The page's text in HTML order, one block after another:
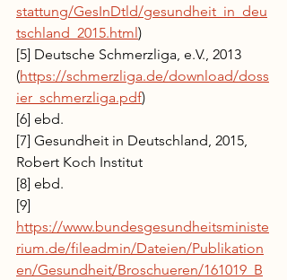
stattung/GesInDtld/gesundheit_in_deu
tschland_2015.html )
[5] Deutsche Schmerzliga, e.V., 2013
(https://schmerzliga.de/download/doss
ier_schmerzliga.pdf)
[6] ebd.
[7] Gesundheit in Deutschland, 2015,
Robert Koch Institut
[8] ebd.
[9]
https://www.bundesgesundheitsministe
rium.de/fileadmin/Dateien/Publikation
en/Gesundheit/Broschueren/161019_B